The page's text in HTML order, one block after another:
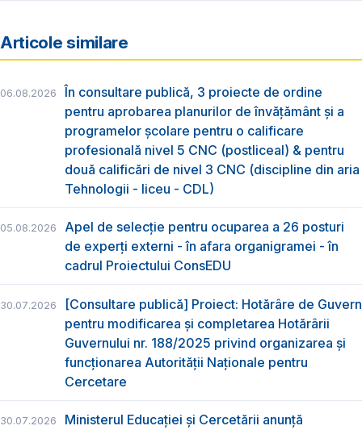
Articole similare
06.08.2026
În consultare publică, 3 proiecte de ordine
pentru aprobarea planurilor de învățământ și a
programelor școlare pentru o calificare
profesională nivel 5 CNC (postliceal) & pentru
două calificări de nivel 3 CNC (discipline din aria
Tehnologii - liceu - CDL)
05.08.2026
Apel de selecție pentru ocuparea a 26 posturi
de experți externi - în afara organigramei - în
cadrul Proiectului ConsEDU
30.07.2026
[Consultare publică] Proiect: Hotărâre de Guvern
pentru modificarea și completarea Hotărârii
Guvernului nr. 188/2025 privind organizarea şi
funcţionarea Autorităţii Naţionale pentru
Cercetare
30.07.2026
Ministerul Educației și Cercetării anunță